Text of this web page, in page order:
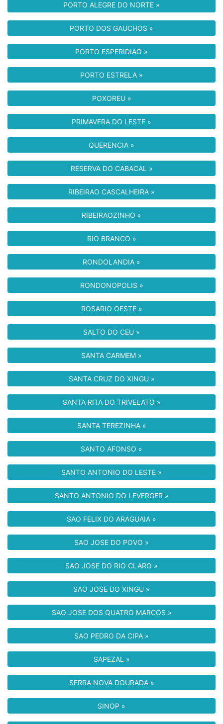
PORTO ALEGRE DO NORTE »
PORTO DOS GAUCHOS »
PORTO ESPERIDIAO »
PORTO ESTRELA »
POXOREU »
PRIMAVERA DO LESTE »
QUERENCIA »
RESERVA DO CABACAL »
RIBEIRAO CASCALHEIRA »
RIBEIRAOZINHO »
RIO BRANCO »
RONDOLANDIA »
RONDONOPOLIS »
ROSARIO OESTE »
SALTO DO CEU »
SANTA CARMEM »
SANTA CRUZ DO XINGU »
SANTA RITA DO TRIVELATO »
SANTA TEREZINHA »
SANTO AFONSO »
SANTO ANTONIO DO LESTE »
SANTO ANTONIO DO LEVERGER »
SAO FELIX DO ARAGUAIA »
SAO JOSE DO POVO »
SAO JOSE DO RIO CLARO »
SAO JOSE DO XINGU »
SAO JOSE DOS QUATRO MARCOS »
SAO PEDRO DA CIPA »
SAPEZAL »
SERRA NOVA DOURADA »
SINOP »